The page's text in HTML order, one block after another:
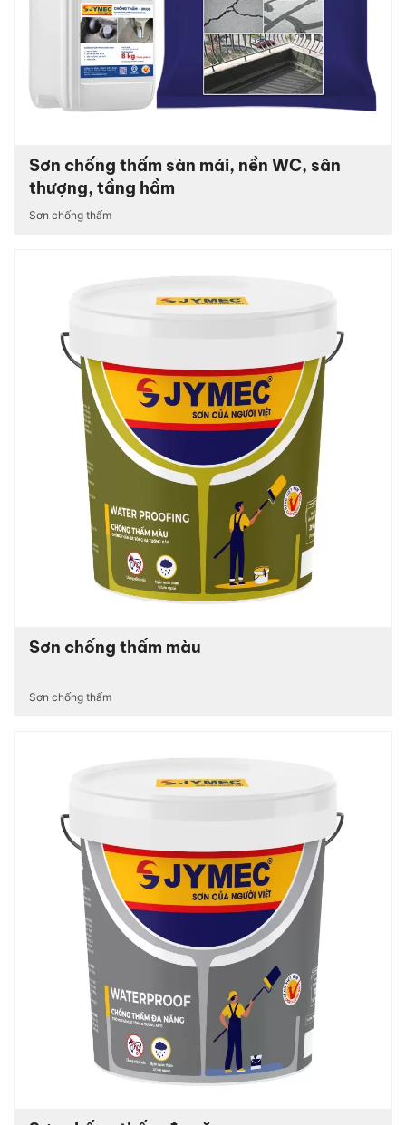
Sơn chống thấm sàn mái, nền WC, sân
thượng, tầng hầm
Sơn chống thấm
Sơn chống thấm màu
Sơn chống thấm